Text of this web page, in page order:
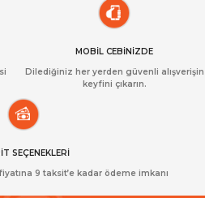
MOBİL CEBİNİZDE
Dilediğiniz her yerden güvenli alışverişin
keyfini çıkarın.
SEÇENEKLERİ
9 taksit’e kadar ödeme imkanı